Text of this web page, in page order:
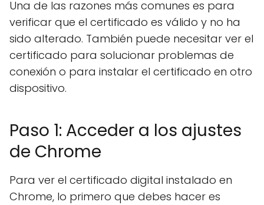
Una de las razones más comunes es para
verificar que el certificado es válido y no ha
sido alterado. También puede necesitar ver el
certificado para solucionar problemas de
conexión o para instalar el certificado en otro
dispositivo.
Paso 1: Acceder a los ajustes
de Chrome
Para ver el certificado digital instalado en
Chrome, lo primero que debes hacer es